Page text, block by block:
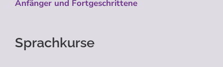
Anfänger und Fortgeschrittene
Sprachkurse